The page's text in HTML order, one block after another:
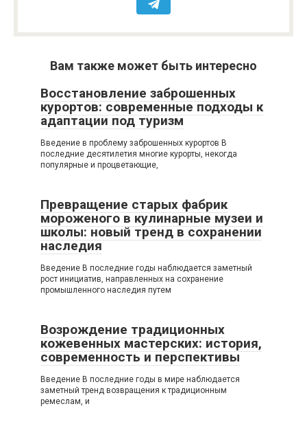
Вам также может быть интересно
Восстановление заброшенных
курортов: современные подходы к
адаптации под туризм
Введение в проблему заброшенных курортов В
последние десятилетия многие курорты, некогда
популярные и процветающие,
Превращение старых фабрик
мороженого в кулинарные музеи и
школы: новый тренд в сохранении
наследия
Введение В последние годы наблюдается заметный
рост инициатив, направленных на сохранение
промышленного наследия путем
Возрождение традиционных
кожевенных мастерских: история,
современность и перспективы
Введение В последние годы в мире наблюдается
заметный тренд возвращения к традиционным
ремеслам, и